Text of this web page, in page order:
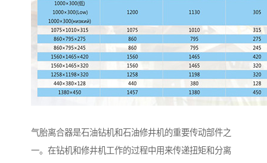
气胎离合器是石油钻机和石油修井机的重要传动部件之
一。在钻机和修井机工作的过程中用来传递扭矩和分离